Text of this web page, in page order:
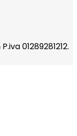
01289281212.